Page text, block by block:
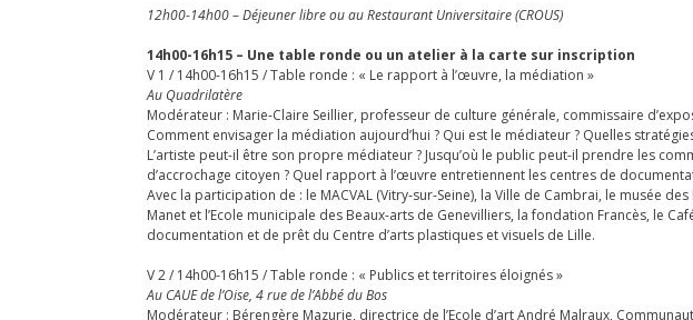
12h00-14h00 – Déjeuner libre ou au Restaurant Universitaire (CROUS)
14h00-16h15 – Une table ronde ou un atelier à la carte sur inscription
V 1 / 14h00-16h15 / Table ronde : « Le rapport à l’œuvre, la médiation »
Au Quadrilatère
Modérateur : Marie-Claire Seillier, professeur de culture générale, commissaire
Comment envisager la médiation aujourd’hui ? Qui est le médiateur ? Quelles
L’artiste peut-il être son propre médiateur ? Jusqu’où le public peut-il prendre les
d’accrochage citoyen ? Quel rapport à l’œuvre entretiennent les centres de
Avec la participation de : le MACVAL (Vitry-sur-Seine), la Ville de Cambrai, le musée
Manet et l’Ecole municipale des Beaux-arts de Genevilliers, la fondation Francès, le
documentation et de prêt du Centre d’arts plastiques et visuels de Lille.
V 2 / 14h00-16h15 / Table ronde : « Publics et territoires éloignés »
Au CAUE de l’Oise, 4 rue de l’Abbé du Bos
Modérateur : Bérengère Mazurie, directrice de l’Ecole d’art André Malraux,